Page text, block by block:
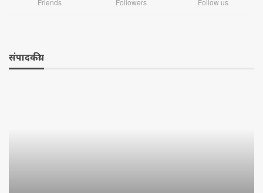
Friends Followers Follow us
संपादकीय